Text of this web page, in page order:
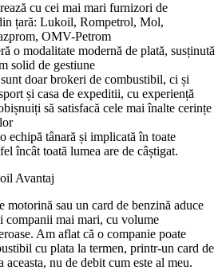
cu cei mai mari furnizori de
țară: Lukoil, Rompetrol, Mol,
OMV-Petrom
o modalitate modernă de plată, susținută
solid de gestiune
doar brokeri de combustibil, ci și
și casa de expeditii, cu experiență
să satisfacă cele mai înalte cerințe
echipă tânară și implicată în toate
încât toată lumea are de câștigat.
motorină sau un card de benzină aduce
companii mai mari, cu volume
Am aflat că o companie poate
cu plata la termen, printr-un card de
nu de debit cum este al meu.